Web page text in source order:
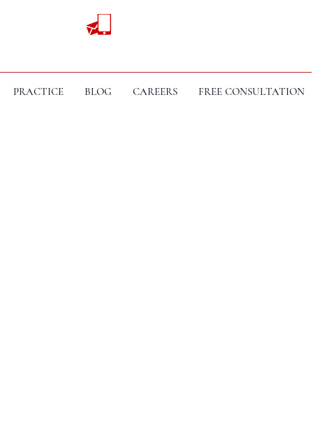
PRACTICE BLOG CAREERS FREE CONSULTATION